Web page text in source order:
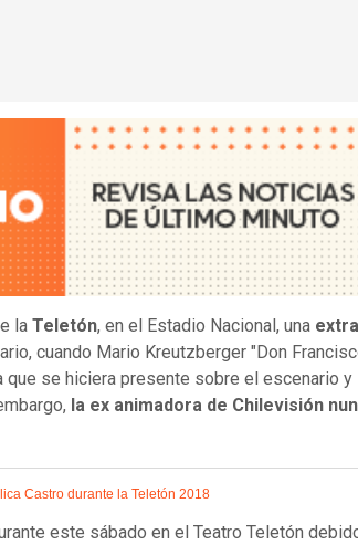
la Teletón, en el Estadio Nacional, una
cuando Mario Kreutzberger "Don
que se hiciera presente sobre el escenario y
la ex animadora de Chilevisión
Castro durante la Teletón 2018
este sábado en el Teatro Teletón